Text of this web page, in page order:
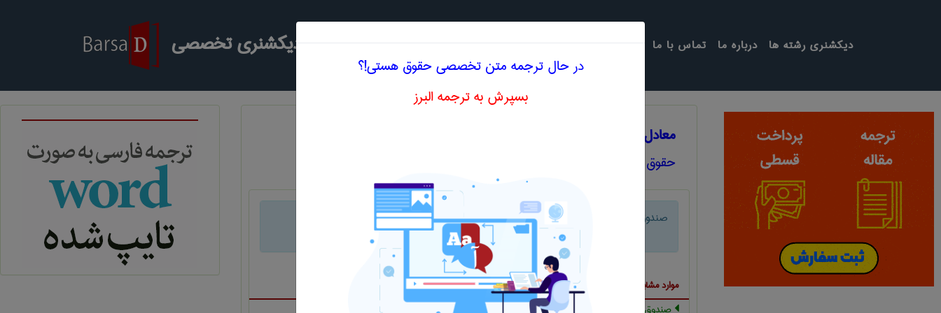
جستجو در دیکشنری تخصصی تماس با ما درباره ما دیکشنری رشته ها
معادل انگلیسی صندوق بین المللی پول
حقوق
صندوق بین المللی پول
international monetary
fund
موارد مشابه با اصطلاح تخصصیفارسی صندوق بین المللی پول
در حال ترجمه متن تخصصی حقوق هستی!؟
بسپرش به ترجمه البرز